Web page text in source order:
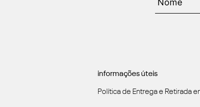
informações úteis
Política de Entrega e Retirada